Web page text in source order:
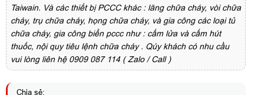
Taiwain. Và các thiết bị PCCC khác : lăng chữa cháy, vòi chữa
cháy, trụ chữa cháy, họng chữa cháy, và gia công các loại tủ
chữa cháy, gia công biển pccc như : cấm lửa và cấm hút
thuốc, nội quy tiêu lệnh chữa cháy . Qúy khách có nhu cầu
vui lòng liên hệ 0909 087 114 ( Zalo / Call )
Chia sẻ: